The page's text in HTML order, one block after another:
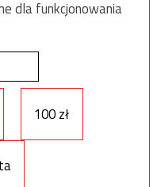
dla funkcjonowania
100 zł